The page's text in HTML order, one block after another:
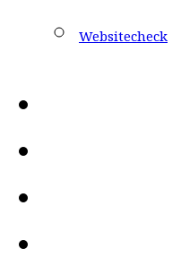
Websitecheck